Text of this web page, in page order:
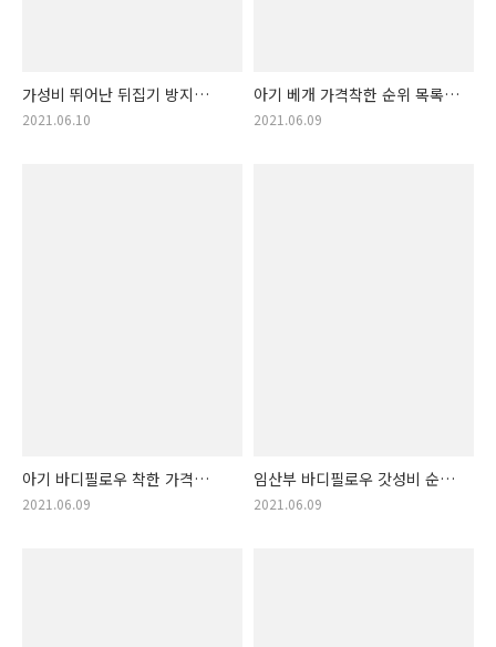
가성비 뛰어난 뒤집기 방지
쿠션 랭킹 소개! 뒤집기방지
2021.06.10
아기 베개 가격착한 순위 목록
공개! 아기베개 착한 가격 물품
2021.06.09
아기 바디필로우 착한 가격
순서 상품. 아기 바디 필로우
2021.06.09
임산부 바디필로우 갓성비 순위
추천 아이템. 가격착한 순서의
2021.06.09